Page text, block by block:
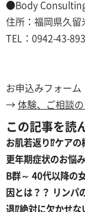
●Body
住所：福岡県久留
TEL：0942-43-
お申込みフォーム
→ 体験、ご相談
この記事を読
お肌若返り⁉ケア
更年期症状のお悩
B群～ 40代以降の
因とは？？
リンパ
退⁉️絶対に欠かせな